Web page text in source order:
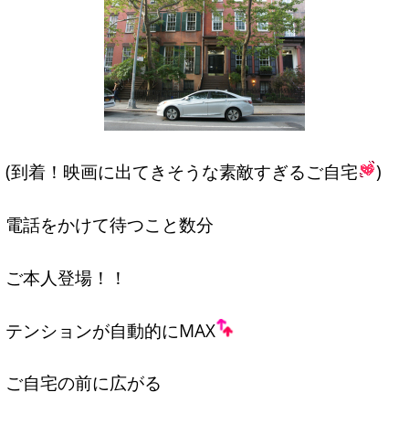
(到着！映画に出てきそうな素敵すぎるご自宅 )
電話をかけて待つこと数分
ご本人登場！！
テンションが自動的にMAX
ご自宅の前に広がる